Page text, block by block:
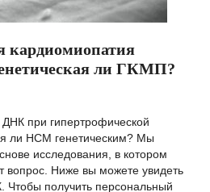
кардиомиопатия
ли ГКМП?
при гипертрофической
ли HCM генетическим? Мы
исследования, в котором
вопрос. Ниже вы можете увидеть
получить персональный